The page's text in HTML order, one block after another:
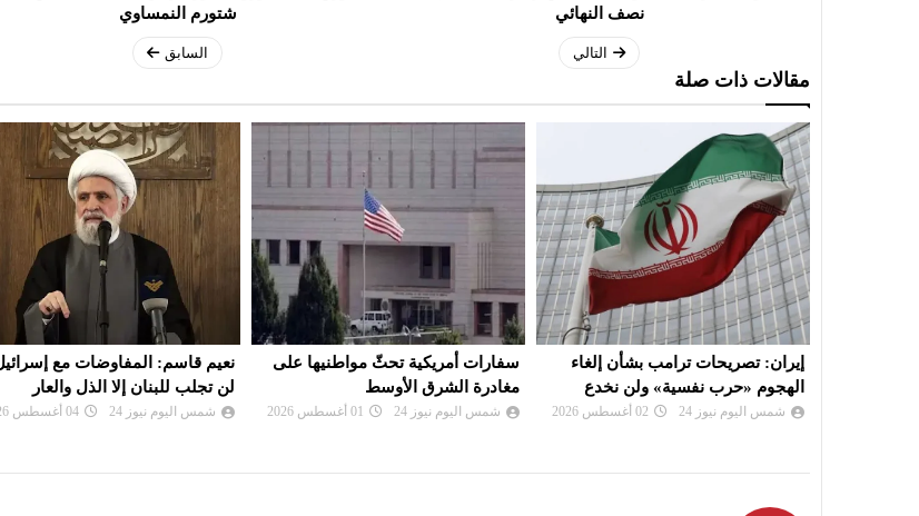
نصف النهائي
التالي
شتورم النمساوي
السابق
مقالات ذات صلة
سفارات أمريكية تحثّ مواطنيها على
مغادرة الشرق الأوسط
شمس اليوم نيوز 24 01 أغسطس 2026
نعيم قاسم: المفاوضات مع إسرائيل
لن تجلب للبنان إلا الذل والعار
شمس اليوم نيوز 24 04 أغسطس 2026
إيران: تصريحات ترامب بشأن إلغاء
الهجوم «حرب نفسية» ولن نخدع
شمس اليوم نيوز 24 02 أغسطس 2026